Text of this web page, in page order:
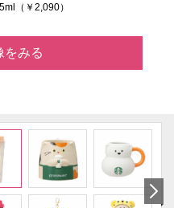
（￥2,090）
をみる